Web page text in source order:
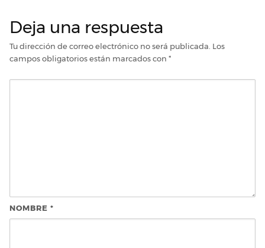
Deja una respuesta
Tu dirección de correo electrónico no será publicada. Los
campos obligatorios están marcados con *
NOMBRE *